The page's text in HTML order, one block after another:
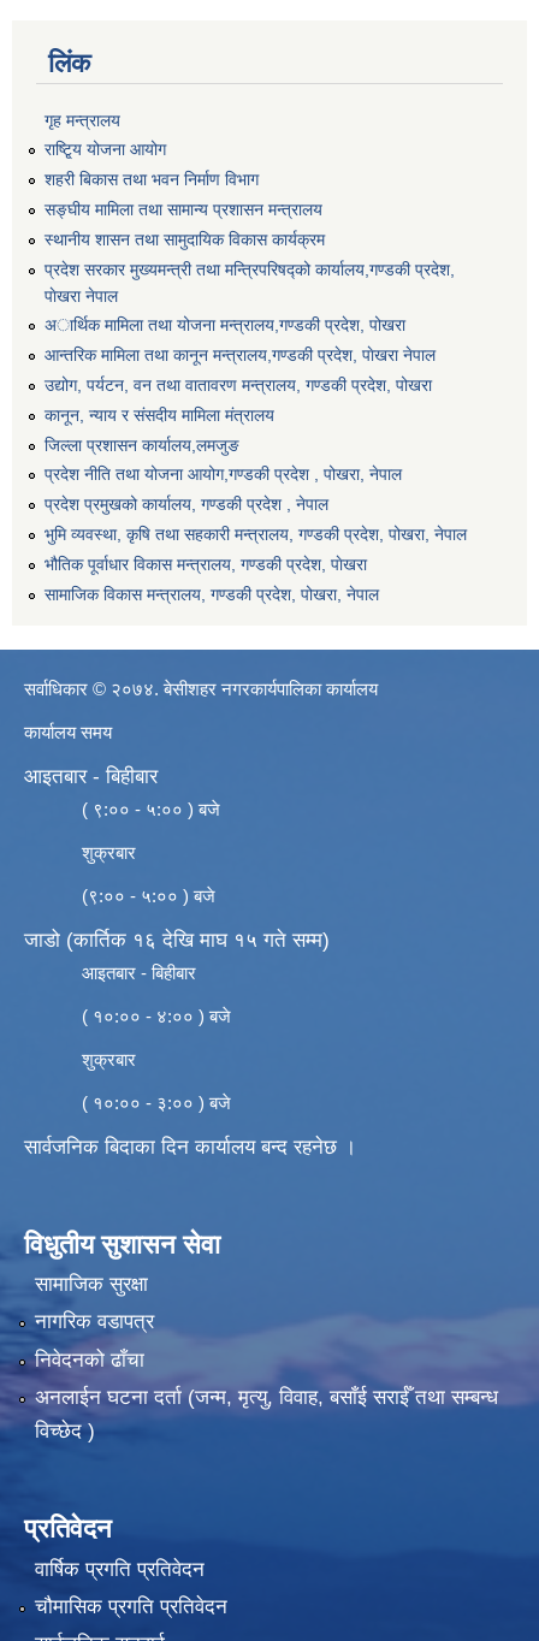
लिंक
गृह मन्त्रालय
राष्टि्ृय योजना आयोग
शहरी बिकास तथा भवन निर्माण विभाग
सङ्घीय मामिला तथा सामान्य प्रशासन मन्त्रालय
स्थानीय शासन तथा सामुदायिक विकास कार्यक्रम
प्रदेश सरकार मुख्यमन्त्री तथा मन्त्रिपरिषद्को कार्यालय,गण्डकी प्रदेश,
पाेखरा नेपाल
अार्थिक मामिला तथा योजना मन्त्रालय,गण्डकी प्रदेश, पोखरा
आन्तरिक मामिला तथा कानून मन्त्रालय,गण्डकी प्रदेश, पाेखरा नेपाल
उद्योग, पर्यटन, वन तथा वातावरण मन्त्रालय, गण्डकी प्रदेश, पोखरा
कानून, न्याय र संसदीय मामिला मंत्रालय
जिल्ला प्रशासन कार्यालय,लमजुङ
प्रदेश नीति तथा योजना आयोग,गण्डकी प्रदेश , पोखरा, नेपाल
प्रदेश प्रमुखको कार्यालय, गण्डकी प्रदेश , नेपाल
भुमि व्यवस्था, कृषि तथा सहकारी मन्त्रालय, गण्डकी प्रदेश, पोखरा, नेपाल
भौतिक पूर्वाधार विकास मन्त्रालय, गण्डकी प्रदेश, पाेखरा
सामाजिक विकास मन्त्रालय, गण्डकी प्रदेश, पोखरा, नेपाल
सर्वाधिकार © २०७४. बेसीशहर नगरकार्यपालिका कार्यालय
कार्यालय समय
आइतबार - बिहीबार
( ९:०० - ५:०० ) बजे
शुक्रबार
(९:०० - ५:०० ) बजे
जाडो (कार्तिक १६ देखि माघ १५ गते सम्म)
आइतबार - बिहीबार
( १०:०० - ४:०० ) बजे
शुक्रबार
( १०:०० - ३:०० ) बजे
सार्वजनिक बिदाका दिन कार्यालय बन्द रहनेछ ।
विधुतीय सुशासन सेवा
सामाजिक सुरक्षा
नागरिक वडापत्र
निवेदनको ढाँचा
अनलाईन घटना दर्ता (जन्म, मृत्यु, विवाह, बसाँई सराईँ तथा सम्बन्ध
विच्छेद )
प्रतिवेदन
वार्षिक प्रगति प्रतिवेदन
चौमासिक प्रगति प्रतिवेदन